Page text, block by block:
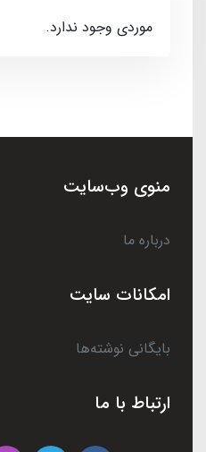
موردی وجود ندارد.
منوی وب‌سایت
درباره ما
امکانات سایت
بایگانی نوشته‌ها
ارتباط با ما